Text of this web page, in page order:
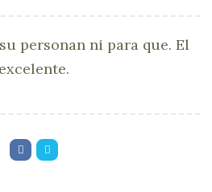
personan ni para que. El